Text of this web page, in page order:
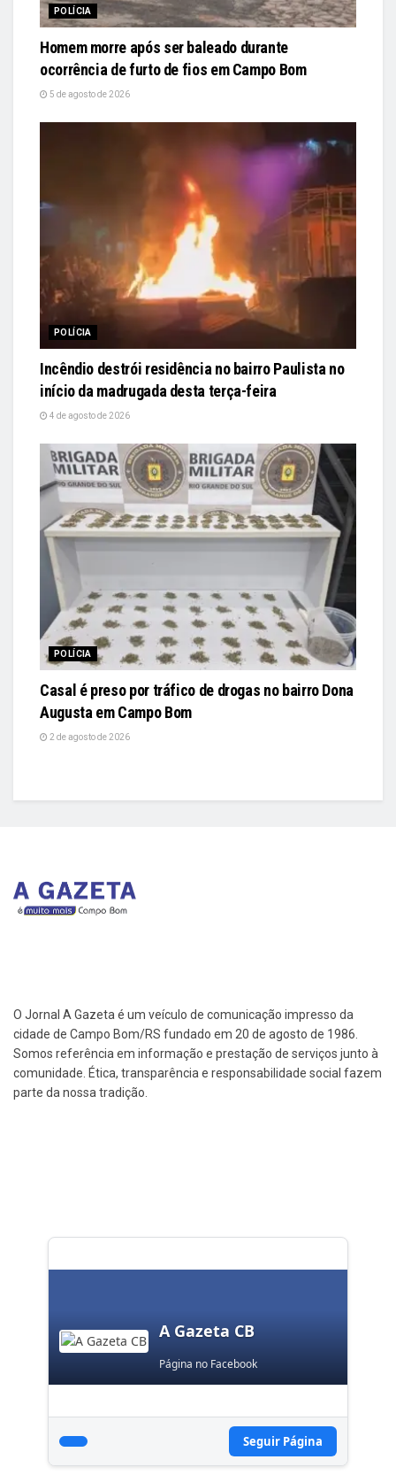
POLÍCIA
Homem morre após ser baleado durante
ocorrência de furto de fios em Campo Bom
5 de agosto de 2026
POLÍCIA
Incêndio destrói residência no bairro Paulista no
início da madrugada desta terça-feira
4 de agosto de 2026
POLÍCIA
Casal é preso por tráfico de drogas no bairro Dona
Augusta em Campo Bom
2 de agosto de 2026
O Jornal A Gazeta é um veículo de comunicação impresso da
cidade de Campo Bom/RS fundado em 20 de agosto de 1986.
Somos referência em informação e prestação de serviços junto à
comunidade. Ética, transparência e responsabilidade social fazem
parte da nossa tradição.
A Gazeta CB
Página no Facebook
Seguir Página